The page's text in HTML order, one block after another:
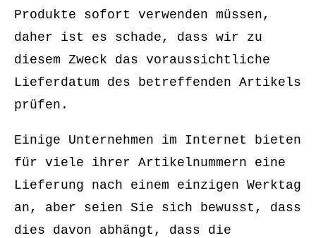
Produkte sofort verwenden müssen,
daher ist es schade, dass wir zu
diesem Zweck das voraussichtliche
Lieferdatum des betreffenden Artikels
prüfen.
Einige Unternehmen im Internet bieten
für viele ihrer Artikelnummern eine
Lieferung nach einem einzigen Werktag
an, aber seien Sie sich bewusst, dass
dies davon abhängt, dass die